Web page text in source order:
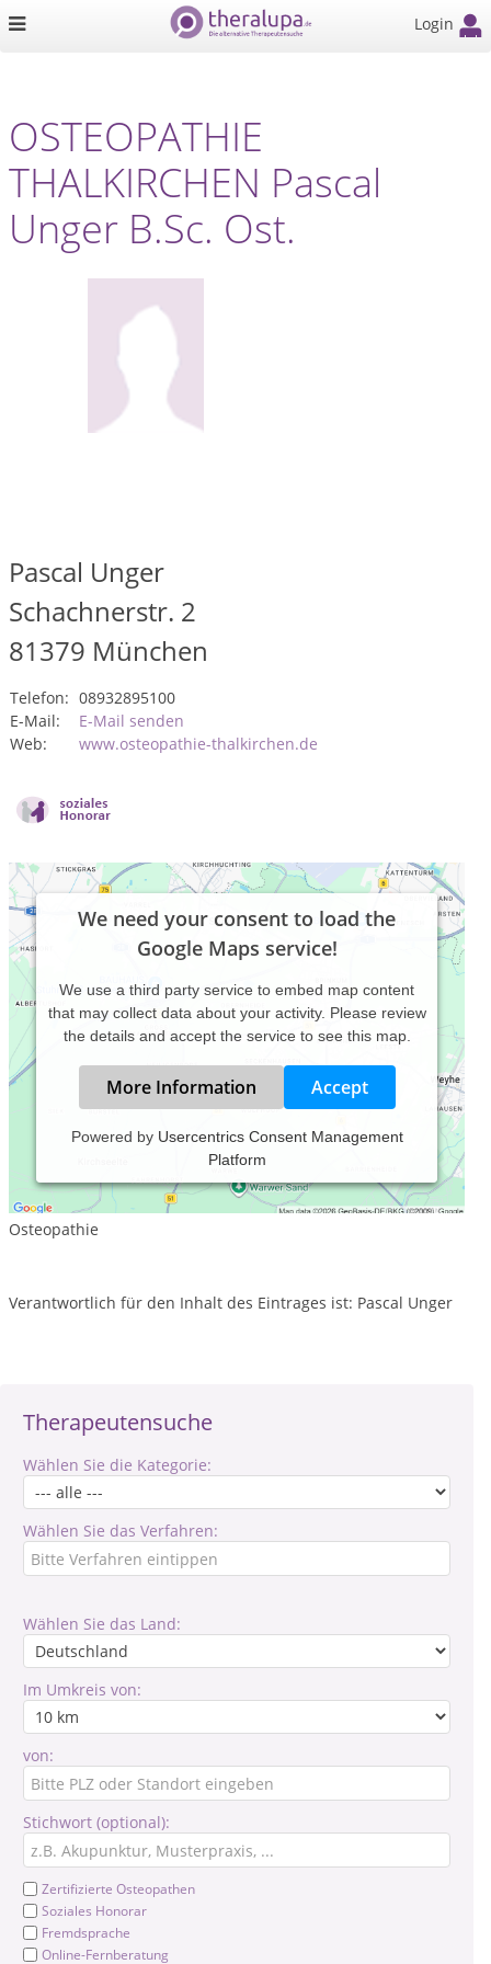
Login
Therapeutensuche
Wählen Sie die Kategorie:
Wählen Sie das Verfahren:
Wählen Sie das Land:
Im Umkreis von:
von:
Stichwort (optional):
Zertifizierte Osteopathen
Soziales Honorar
Fremdsprache
Online-Fernberatung
OSTEOPATHIE
THALKIRCHEN Pascal
Unger B.Sc. Ost.
Pascal Unger
Schachnerstr. 2
81379 München
Telefon: 08932895100
E-Mail:
E-Mail senden
Web:
www.osteopathie-thalkirchen.de
We need your consent to load the
Google Maps service!
We use a third party service to embed map content
that may collect data about your activity. Please review
the details and accept the service to see this map.
More Information Accept
Powered by Usercentrics Consent Management
Platform
Traditionelle und komplementäre Medizin, Heilkunde
Osteopathie
Verantwortlich für den Inhalt des Eintrages ist: Pascal Unger